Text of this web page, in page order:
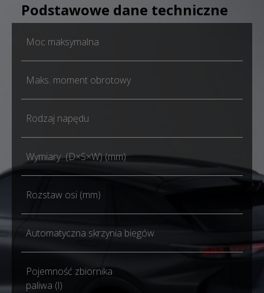
Podstawowe dane techniczne
Moc maksymalna
Maks. moment obrotowy
Rodzaj napędu
Wymiary (D×S×W) (mm)
Rozstaw osi (mm)
Automatyczna skrzynia biegów
Pojemność zbiornika
paliwa (l)